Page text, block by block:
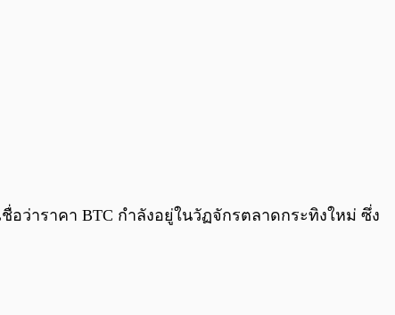
อว่าราคา BTC กำลังอยู่ในวัฏจักรตลาดกระทิงใหม่ ซึ่ง